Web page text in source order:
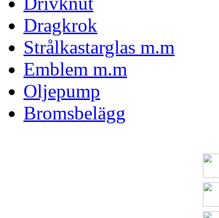
Dragkrok
Strålkastarglas m.m
Emblem m.m
Oljepump
Bromsbelägg